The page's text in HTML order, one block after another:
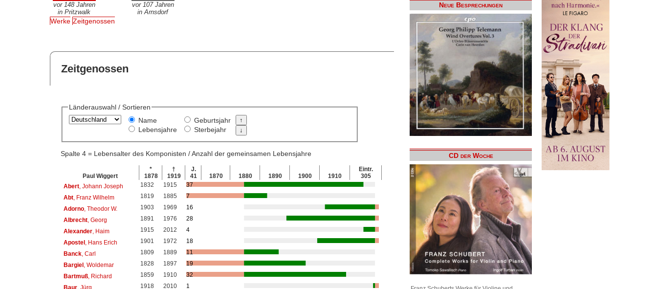
vor 148 Jahren
in Pritzwalk
vor 107 Jahren
in Arnsdorf
Werke Zeitgenossen
Zeitgenossen
Länderauswahl / Sortieren
Name
Lebensjahre
Geburtsjahr
Sterbejahr
Spalte 4 = Lebensalter des Komponisten / Anzahl der gemeinsamen Lebensjahre
Paul Wiggert
*
1878
†
1919
J.
41
1870 1880 1890 1900 1910
Eintr.
305
Abert, Johann Joseph 1832 1915
37
Abt, Franz Wilhelm 1819 1885
7
Adorno, Theodor W. 1903 1969
16
Albrecht, Georg 1891 1976
28
Alexander, Haim 1915 2012
4
Apostel, Hans Erich 1901 1972
18
Banck, Carl 1809 1889
11
Bargiel, Woldemar 1828 1897
19
Bartmuß, Richard 1859 1910
32
Baur, Jürg 1918 2010
1
Neue Besprechungen
CD der Woche